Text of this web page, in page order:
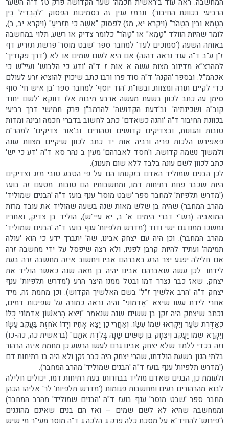
הרביעי בכוונת החיבור). ונרמז ענין זה בסמיכות הפסוק "לְהַבְדִּיל בֵּין
הַטָּמֵא וּבֵין הַטָּהֹר" (ויקרא יא, מז) לפסוק "אִשָּׁה כִּי תַזְרִיעַ" (ויקרא יב, ב),
לומר שהיות הוולד "טָּמֵא" או "טָּהֹר" כלומר צדיק או רשע, תלוי במחשבה
באותה השעה ('סמוכים לעד' למחבר ספר 'שבט מוסר' פרשת תזריע דף
ז"ן ע"ב ד"ה עוד נראה דהנה) אם היא לשם שמים או לא ('דרך פקודיך'
למהרצ"א מדינוב מצות עשה א אות ז ד"ה 'ודע כי הלבוש' ועיי"ש כי
אכהמ"ל. ובספר 'הקנה' ד"ה סוד פרו ורבו כתב שיכוין להוציא זרע לעולם
כדי לקיים תורה ומצוות. ובשו"ת 'הוד יוסף' למחבר ספר 'בן איש חי' סוף
סימן עה כתב לכוון בשעת מעשה ארבע תיבות אלו דווקא 'לשם יחוד
קוב"ה ושכינתיה'. וב'דעת הקדושה' להרמב"ן פרק חמישי דרך רביעי
בכוונת החיבור ד"ה 'והנה כשאדם' כתב לחשוב בדברי חכמה ובינה ומדות
טובות והגונות, ובצדיקים קדושים וטהורים. וב'אור צדיקים' למהר"מ
פאפירש הלכות פריה ורביה אות יד כתב לכוון שיקיים מצוות עונה
ולמשוך נשמה קדושה. ו'חסד לאברהם' מעין ב נהר סא ד"ה 'דע כי יש'
כתב לכוון לשם עונה בלבד ללא שום תענוג).
לכן הבנים שמוליד האדם בזקנותו הם על פי הטבע טובי מזג וצדיקים
היות שכבר פחת רתיחות דמו, ומחשבותיו הם טובות. מטעם זה בועז
('מדרש תלפיות' למחבר ספר 'שבט מוסר' ענף בועז ד"ה 'הבנים שמוליד'
מהרב המחבר) שהיה בן שלש מאות שנה בשעה שהוליד את עובד מרות
המואביה (רש"י דברי הימים א' ב, יא עיי"ש), הוליד בן צדיק, ואחריו
נמשכו ממנו גם ישי ודוד ('מדרש תלפיות' ענף בועז ד"ה 'הבנים שמוליד'
מהרב המחבר). וכן היה עם יצחק אבינו, שה' יתברך ידע כי הוא 'עולה
תמימה' ועתיד להיות קרבן לפניו, ולא רצה שיפסל על ידי מחשבה זרה
אם חלילה יפגע יצר הרע באברהם אביו ויחשוב איזה מחשבה זרה בעת
לידתו. לכן עשה שאברהם אבינו יהיה בן מאה שנה כאשר הוליד את
יצחק, שאז כבר נצרר דמו ובטל ממנו היצר הרע ('מדרש תלפיות' ענף
יצחק ד"ה 'הרב אלשיך ז"ל' בשם האלשיך הקדוש). וכן מחמת זה, מיד
אחרי לידת עשו שיצא "אַדְמוֹנִי" והיה נראה כמורה על שפיכות דמים,
נכתב שיצחק היה זקן בן ששים שנה שנאמר "וַיֵּצֵא הָרִאשׁוֹן אַדְמוֹנִי כֻּלּוֹ
כְּאַדֶּרֶת שֵׂעָר וַיִּקְרְאוּ שְׁמוֹ עֵשָׂו: וְאַחֲרֵי כֵן יָצָא אָחִיו וְיָדוֹ אֹחֶזֶת בַּעֲקֵב עֵשָׂו
וַיִּקְרָא שְׁמוֹ יַעֲקֹב וְיִצְחָק בֶּן שִׁשִּׁים שָׁנָה בְּלֶדֶת אֹתָם" (בראשית כה, כה-כו)
וזה בכדי ללמד שלא יצחק אבינו גרם לעשו הרשע כן מחמת איזה הרהור
בלתי הגון בשעת הולדתו, שהרי יצחק היה כבר זקן ולא היה בו רתיחות דם
('מדרש תלפיות' ענף בועז ד"ה 'הבנים שמוליד' מהרב המחבר).
ולעומת כן, הבנים שאדם מוליד בבחרותו בעת רתיחות דמו, יכולים חלילה
לבוא מהרהורים רעים ומחשבות פגומות ('מדרש תלפיות' לר' אליהו הכהן
מחבר ספר 'שבט מוסר' ענף בועז ד"ה 'הבנים שמוליד' מהרב המחבר)
וממחשבה שהיא לא לשם שמים – ואז הם בנים שאינם מהוגנים